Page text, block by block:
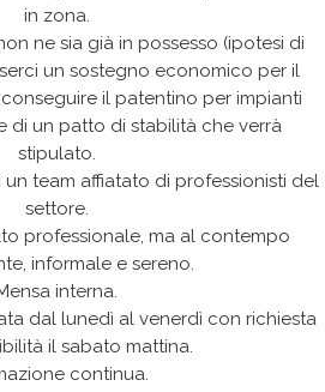
in zona.
ne sia già in possesso (ipotesi di
un sostegno economico per il
il patentino per impianti
di un patto di stabilità che verrà
stipulato.
un team affiatato di professionisti del
settore.
professionale, ma al contempo
informale e sereno.
interna.
dal lunedì al venerdì con richiesta
il sabato mattina.
continua.